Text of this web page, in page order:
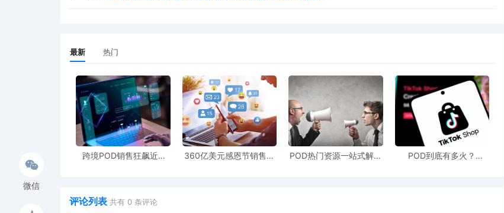
微信
最新 热门
跨境POD销售狂飙近5
360亿美元感恩节销售额
POD热门资源一站式解决
POD到底有多火？
评论列表 共有 0 条评论